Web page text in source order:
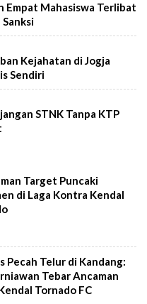
Empat Mahasiswa Terlibat
Sanksi
Kejahatan di Jogja
Sendiri
STNK Tanpa KTP
Target Puncaki
di Laga Kontra Kendal
Pecah Telur di Kandang:
Tebar Ancaman
Tornado FC